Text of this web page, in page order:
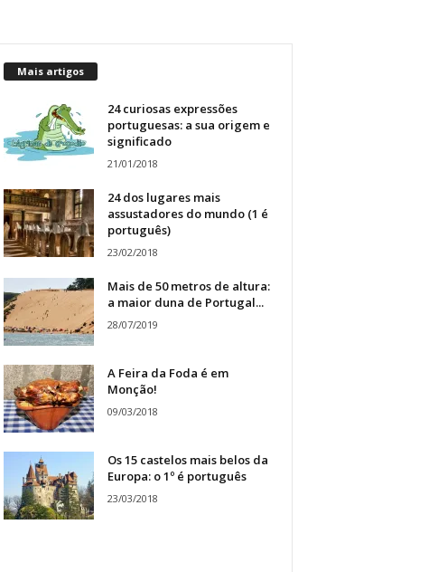
Mais artigos
24 curiosas expressões
portuguesas: a sua origem e
significado
21/01/2018
24 dos lugares mais
assustadores do mundo (1 é
português)
23/02/2018
Mais de 50 metros de altura:
a maior duna de Portugal...
28/07/2019
A Feira da Foda é em
Monção!
09/03/2018
Os 15 castelos mais belos da
Europa: o 1º é português
23/03/2018